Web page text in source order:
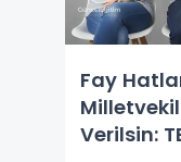
Fay
Verilsin: